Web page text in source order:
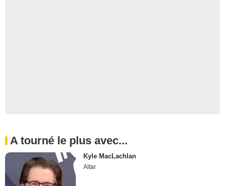
A tourné le plus avec...
Kyle MacLachlan
Altar